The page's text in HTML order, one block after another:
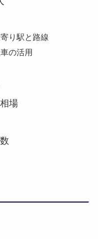
り駅と路線
の活用
場